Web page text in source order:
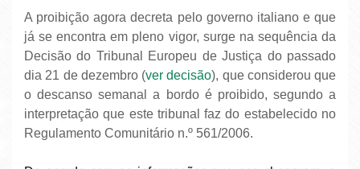
A proibição agora decreta pelo governo italiano e que
já se encontra em pleno vigor, surge na sequência da
Decisão do Tribunal Europeu de Justiça do passado
dia 21 de dezembro (ver decisão), que considerou que
o descanso semanal a bordo é proibido, segundo a
interpretação que este tribunal faz do estabelecido no
Regulamento Comunitário n.º 561/2006.